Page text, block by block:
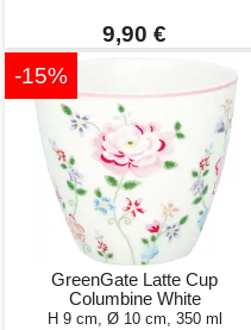
9,90 €
-15%
GreenGate Latte Cup
Columbine White
H 9 cm, Ø 10 cm, 350 ml